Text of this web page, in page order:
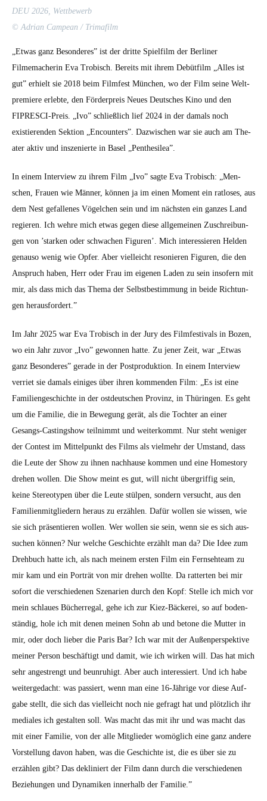
DEU 2026, Wet­tbe­werb
© Adri­an Campean / Tri­mafilm
„Etwas ganz Beson­deres” ist der dritte Spielfilm der Berlin­er
Filmemacherin Eva Tro­bisch. Bere­its mit ihrem Debüt­film „Alles ist
gut” erhielt sie 2018 beim Film­fest München, wo der Film seine Welt­
premiere erlebte, den Förder­preis Neues Deutsches Kino und den
FIPRESCI-Preis. „Ivo” schließlich lief 2024 in der damals noch
existieren­den Sek­tion „Encoun­ters”. Dazwis­chen war sie auch am The­
ater aktiv und insze­nierte in Basel „Penthe­silea”.
In einem Inter­view zu ihrem Film „Ivo” sagte Eva Tro­bisch: „Men­
schen, Frauen wie Män­ner, kön­nen ja im einen Moment ein rat­los­es, aus
dem Nest gefal­l­enes Vögelchen sein und im näch­sten ein ganzes Land
regieren. Ich wehre mich etwas gegen diese all­ge­meinen Zuschrei­bun­
gen von ’starken oder schwachen Fig­uren’. Mich inter­essieren Helden
genau­so wenig wie Opfer. Aber vielle­icht resonieren Fig­uren, die den
Anspruch haben, Herr oder Frau im eige­nen Laden zu sein insofern mit
mir, als dass mich das The­ma der Selb­st­bes­tim­mung in bei­de Rich­tun­
gen her­aus­fordert.”
Im Jahr 2025 war Eva Tro­bisch in der Jury des Film­fes­ti­vals in Bozen,
wo ein Jahr zuvor „Ivo” gewon­nen hat­te. Zu jen­er Zeit, war „Etwas
ganz Beson­deres” ger­ade in der Post­pro­duk­tion. In einem Inter­view
ver­ri­et sie damals einiges über ihren kom­menden Film: „Es ist eine
Fam­i­liengeschichte in der ost­deutschen Prov­inz, in Thürin­gen. Es geht
um die Fam­i­lie, die in Bewe­gung gerät, als die Tochter an ein­er
Gesangs-Cast­ing­show teil­nimmt und weit­erkommt. Nur ste­ht weniger
der Con­test im Mit­telpunkt des Films als vielmehr der Umstand, dass
die Leute der Show zu ihnen nach­hause kom­men und eine Home­sto­ry
drehen wollen. Die Show meint es gut, will nicht über­grif­fig sein,
keine Stereo­typen über die Leute stülpen, son­dern ver­sucht, aus den
Fam­i­lien­mit­gliedern her­aus zu erzählen. Dafür wollen sie wis­sen, wie
sie sich präsen­tieren wollen. Wer wollen sie sein, wenn sie es sich aus­
suchen kön­nen? Nur welche Geschichte erzählt man da? Die Idee zum
Drehbuch hat­te ich, als nach meinem ersten Film ein Fernse­hteam zu
mir kam und ein Porträt von mir drehen wollte. Da rat­terten bei mir
sofort die ver­schiede­nen Szenar­ien durch den Kopf: Stelle ich mich vor
mein schlaues Bücher­re­gal, gehe ich zur Kiez-Bäck­erei, so auf boden­
ständig, hole ich mit denen meinen Sohn ab und betone die Mut­ter in
mir, oder doch lieber die Paris Bar? Ich war mit der Außen­per­spek­tive
mein­er Per­son beschäftigt und damit, wie ich wirken will. Das hat mich
sehr angestrengt und beun­ruhigt. Aber auch inter­essiert. Und ich habe
weit­ergedacht: was passiert, wenn man eine 16-Jährige vor diese Auf­
gabe stellt, die sich das vielle­icht noch nie gefragt hat und plöt­zlich ihr
medi­ales ich gestal­ten soll. Was macht das mit ihr und was macht das
mit ein­er Fam­i­lie, von der alle Mit­glieder wom­öglich eine ganz andere
Vorstel­lung davon haben, was die Geschichte ist, die es über sie zu
erzählen gibt? Das dek­lin­iert der Film dann durch die ver­schiede­nen
Beziehun­gen und Dynamiken inner­halb der Fam­i­lie.”